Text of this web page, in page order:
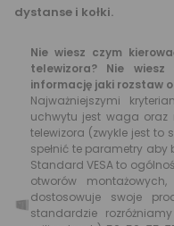
dystanse i kołki.
Nie wiesz czym
telewizora? Nie
informację jaki rozstaw
Najważniejszymi
uchwytu jest waga oraz
telewizora (zwykle jest to
spełnić te parametry
Standard VESA to
otworów
dostosowuje swoje
standardzie